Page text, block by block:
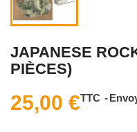
JAPANESE
PIÈCES)
25,00 €TTC